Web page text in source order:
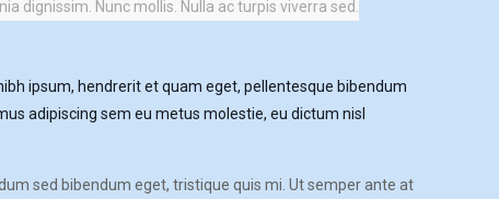
dignissim. Nunc mollis. Nulla ac turpis viverra sed.
ipsum, hendrerit et quam eget, pellentesque bibendum
adipiscing sem eu metus molestie, eu dictum nisl
sed bibendum eget, tristique quis mi. Ut semper ante at